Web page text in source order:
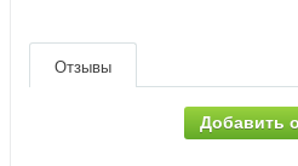
Отзывы
Добавить